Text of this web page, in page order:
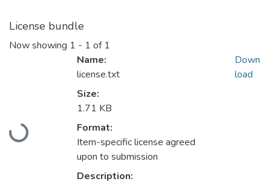
License bundle
Now showing 1 - 1 of 1
Loading...
Name:
license.txt
Size:
1.71 KB
Format:
Item-specific license agreed
upon to submission
Description:
Down
load